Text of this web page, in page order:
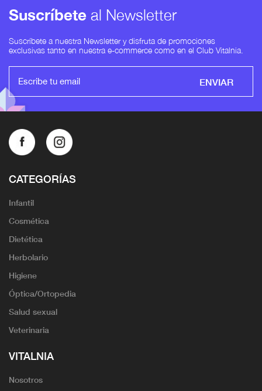
Suscríbete al Newsletter
Suscríbete a nuestra Newsletter y disfruta de promociones
exclusivas tanto en nuestra e-commerce como en el Club Vitalnia.
ENVIAR
CATEGORÍAS
Infantil
Cosmética
Dietética
Herbolario
Higiene
Óptica/Ortopedia
Salud sexual
Veterinaria
VITALNIA
Nosotros